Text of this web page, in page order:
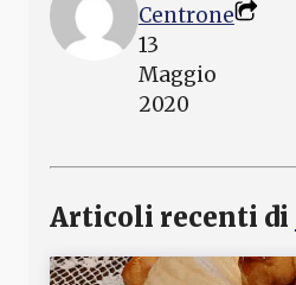
Centrone
13
Maggio
2020
Articoli recenti di